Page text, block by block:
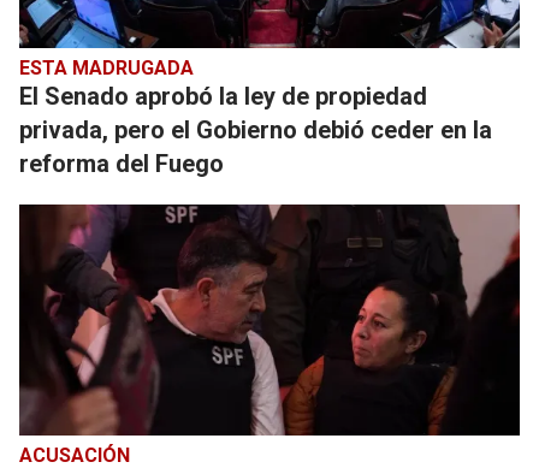
ESTA MADRUGADA
El Senado aprobó la ley de propiedad
privada, pero el Gobierno debió ceder en la
reforma del Fuego
ACUSACIÓN